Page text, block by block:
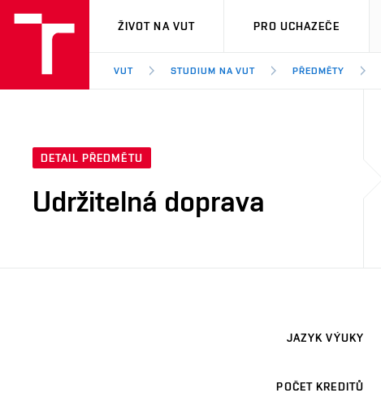
VUT
ŽIVOT NA VUT PRO UCHAZEČE
VUT STUDIUM NA VUT PŘEDMĚTY
DETAIL PŘEDMĚTU
Udržitelná doprava
JAZYK VÝUKY
POČET KREDITŮ